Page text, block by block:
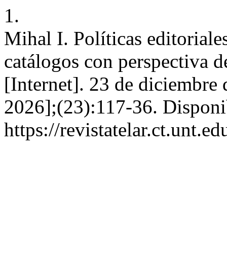
1.
Mihal I. Políticas
catálogos con perspectiva
[Internet]. 23 de diciembre
2026];(23):117-36.
https://